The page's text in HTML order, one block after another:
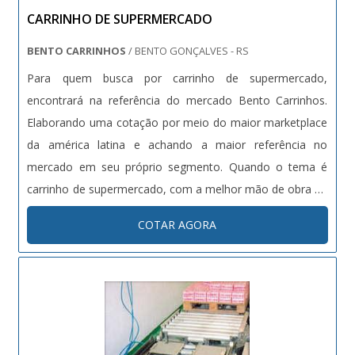
a um time com colaboradores proativos e trabalhadores
de alta qualidade, garantem uma entrega de excelência de
saber mais sobre a empresa, os serviços e os produtos..
CARRINHO DE SUPERMERCADO
BENTO CARRINHOS / BENTO GONÇALVES - RS
Para quem busca por carrinho de supermercado,
encontrará na referência do mercado Bento Carrinhos.
Elaborando uma cotação por meio do maior marketplace
da américa latina e achando a maior referência no
mercado em seu próprio segmento. Quando o tema é
carrinho de supermercado, com a melhor mão de obra da
Bento Carrinhos encontrará assertividade com altos
padrões de qualidade.MAIS DETALHES SOBRE CARRINHO
DE SUPERMERCADOHá muitas maneiras eficientes de
demonstrar competência e excelência em sua área de
atuação. A Bento Carrinhos canaliza seus esforços em
oferecer aos clientes uma estrutura com: Escritório de
alta qualidade onde são realizadas as atividades;
COTAR AGORA